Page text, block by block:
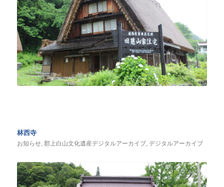
林西寺
お知らせ, 郡上白山文化遺産デジタルアーカイブ, デジタルアーカイブ